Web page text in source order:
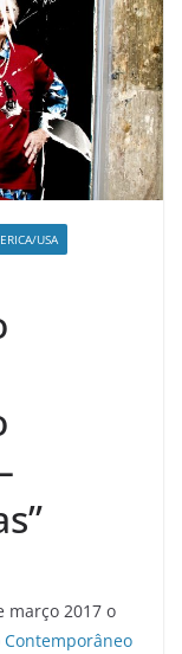
USA
março 2017 o
Contemporâneo